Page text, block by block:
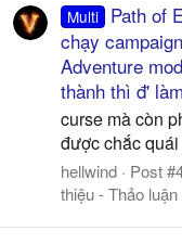
Multi
Path of
chạy
Adventure
thành thì đ'
curse mà còn
được chắc
hellwind Post
thiệu - Thảo